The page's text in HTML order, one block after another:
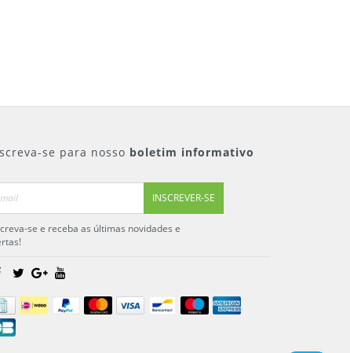
se para nosso boletim informativo
INSCREVER-SE
se e receba as últimas novidades e